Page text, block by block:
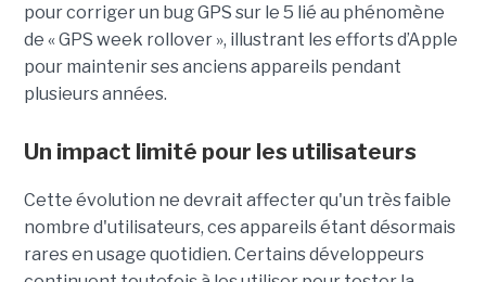
pour corriger un bug GPS sur le 5 lié au phénomène
de « GPS week rollover », illustrant les efforts d’Apple
pour maintenir ses anciens appareils pendant
plusieurs années.
Un impact limité pour les utilisateurs
Cette évolution ne devrait affecter qu'un très faible
nombre d'utilisateurs, ces appareils étant désormais
rares en usage quotidien. Certains développeurs